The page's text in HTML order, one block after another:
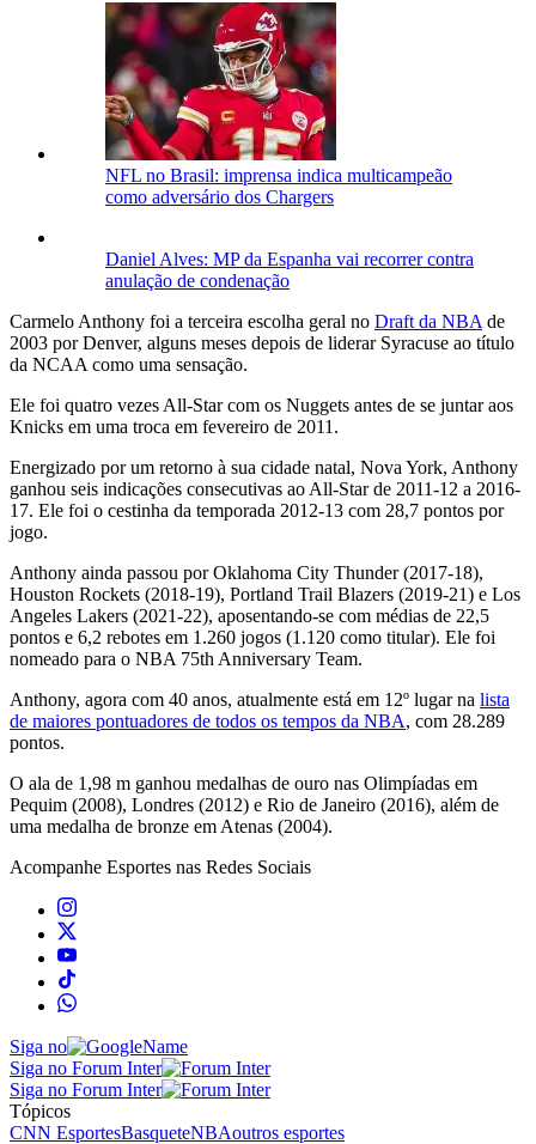
NFL no Brasil: imprensa indica multicampeão
como adversário dos Chargers
Daniel Alves: MP da Espanha vai recorrer contra
anulação de condenação
Carmelo Anthony foi a terceira escolha geral no Draft da NBA de
2003 por Denver, alguns meses depois de liderar Syracuse ao título
da NCAA como uma sensação.
Ele foi quatro vezes All-Star com os Nuggets antes de se juntar aos
Knicks em uma troca em fevereiro de 2011.
Energizado por um retorno à sua cidade natal, Nova York, Anthony
ganhou seis indicações consecutivas ao All-Star de 2011-12 a 2016-
17. Ele foi o cestinha da temporada 2012-13 com 28,7 pontos por
jogo.
Anthony ainda passou por Oklahoma City Thunder (2017-18),
Houston Rockets (2018-19), Portland Trail Blazers (2019-21) e Los
Angeles Lakers (2021-22), aposentando-se com médias de 22,5
pontos e 6,2 rebotes em 1.260 jogos (1.120 como titular). Ele foi
nomeado para o NBA 75th Anniversary Team.
Anthony, agora com 40 anos, atualmente está em 12º lugar na lista
de maiores pontuadores de todos os tempos da NBA, com 28.289
pontos.
O ala de 1,98 m ganhou medalhas de ouro nas Olimpíadas em
Pequim (2008), Londres (2012) e Rio de Janeiro (2016), além de
uma medalha de bronze em Atenas (2004).
Acompanhe Esportes nas Redes Sociais
Siga no
Siga no Forum Inter
Siga no Forum Inter
Tópicos
CNN EsportesBasqueteNBAoutros esportes